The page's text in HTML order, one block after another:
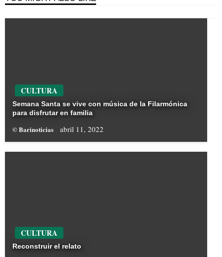
CULTURA
Semana Santa se vive con música de la Filarmónica
para disfrutar en familia
© Barinoticias abril 11, 2022
CULTURA
Reconstruir el relato